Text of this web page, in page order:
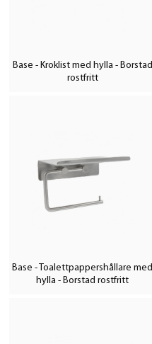
Base - Kroklist med hylla - Borstad
rostfritt
Base - Toalettpappershållare med
hylla - Borstad rostfritt